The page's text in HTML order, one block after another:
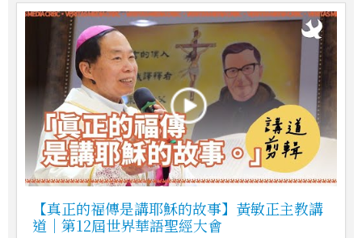
【真正的福傳是講耶穌的故事】黃敏正主教講
道｜第12屆世界華語聖經大會